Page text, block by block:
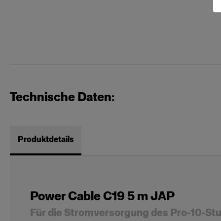
Technische Daten:
Produktdetails
Power Cable C19 5 m JAP
Für die Stromversorgung des Pro-10-